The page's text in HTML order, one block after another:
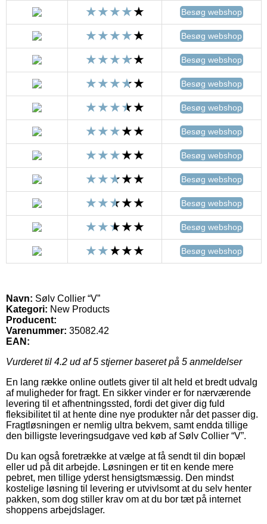
Besøg webshop
Besøg webshop
Besøg webshop
Besøg webshop
Besøg webshop
Besøg webshop
Besøg webshop
Besøg webshop
Besøg webshop
Besøg webshop
Besøg webshop
Navn: Sølv Collier “V”
Kategori: New Products
Producent:
Varenummer: 35082.42
EAN:
Vurderet til 4.2 ud af 5 stjerner baseret på 5 anmeldelser
En lang række online outlets giver til alt held et bredt udvalg
af muligheder for fragt. En sikker vinder er for nærværende
levering til et afhentningssted, fordi det giver dig fuld
fleksibilitet til at hente dine nye produkter når det passer dig.
Fragtløsningen er nemlig ultra bekvem, samt endda tillige
den billigste leveringsudgave ved køb af Sølv Collier “V”.
Du kan også foretrække at vælge at få sendt til din bopæl
eller ud på dit arbejde. Løsningen er tit en kende mere
pebret, men tillige yderst hensigtsmæssig. Den mindst
kostelige løsning til levering er utvivlsomt at du selv henter
pakken, som dog stiller krav om at du bor tæt på internet
shoppens arbejdslager.